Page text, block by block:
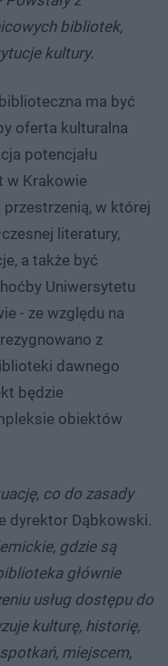
bibliotek,
kultury.
ma być
oferta kulturalna
potencjału
w Krakowie
w której
literatury,
a także być
Uniwersytetu
- ze względu na
z
dawnego
będzie
obiektów
co do zasady
dyrektor Dąbkowski.
gdzie są
głównie
usług dostępu do
kulturę, historię,
miejscem,